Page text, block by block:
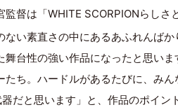
監督は「WHITE SCORPIONらしさ
ない素直さの中にあるあふれんば
舞台性の強い作品になったと思い
たち。ハードルがあるたびに、み
だと思います」と、作品のポイン